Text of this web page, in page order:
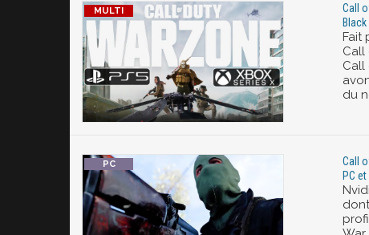
Call
Fait
Call
Call
du
Call
PC